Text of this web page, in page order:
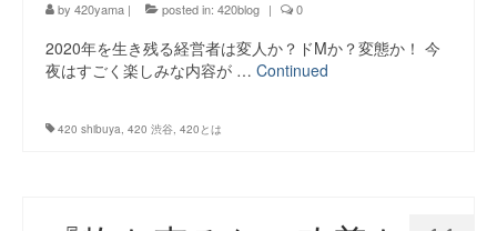
by 420yama | posted in: 420blog | 0
2020年を生き残る経営者は変人か？ドMか？変態か！ 今
夜はすごく楽しみな内容が … Continued
420 shibuya 420 渋谷 420とは